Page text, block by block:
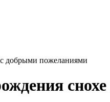
добрыми пожеланиями